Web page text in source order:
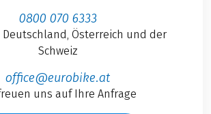
0800 070 6333
Deutschland, Österreich und der
Schweiz
office@eurobike.at
uns auf Ihre Anfrage